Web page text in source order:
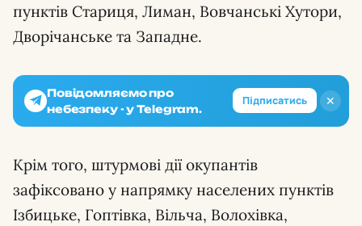
пунктів Стариця, Лиман, Вовчанські Хутори,
Дворічанське та Западне.
✕
Повідомляємо про
небезпеку - у Telegram.
Підписатись
Крім того, штурмові дії окупантів
зафіксовано у напрямку населених пунктів
Ізбицьке, Гоптівка, Вільча, Волохівка,